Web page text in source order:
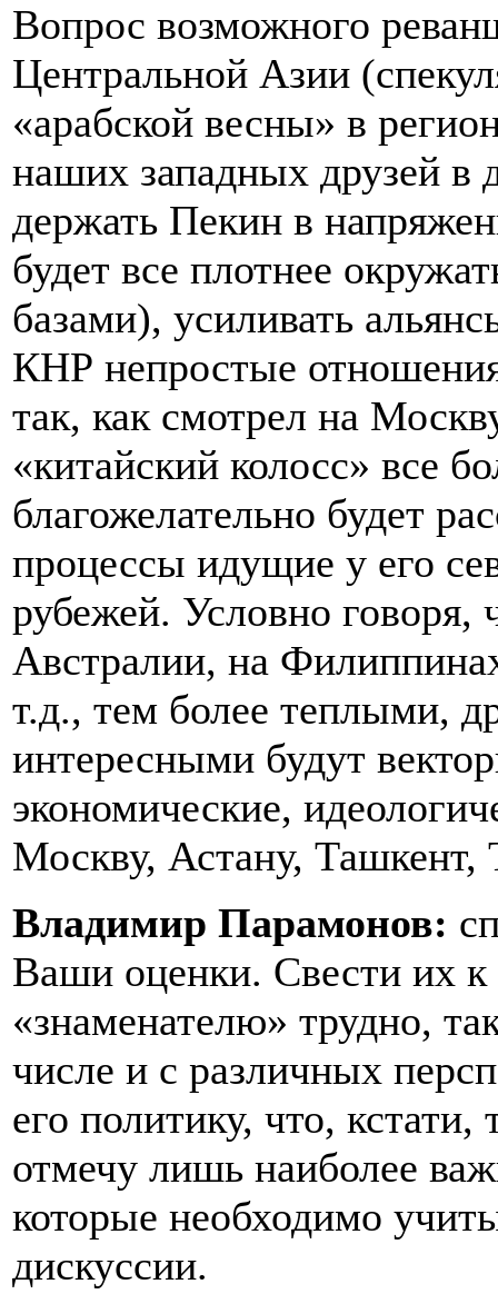
Вопрос возможного
Центральной Азии
«арабской весны» в
наших западных друзей в
держать Пекин в
будет все плотнее
базами), усиливать
КНР непростые
так, как смотрел на
«китайский колосс» все
благожелательно будет
процессы идущие у его
рубежей. Условно
Австралии, на
т.д., тем более теплыми,
интересными будут
экономические,
Москву, Астану, Ташкент,
Владимир Парамонов:
Ваши оценки. Свести их
«знаменателю» трудно,
числе и с различных
его политику, что,
отмечу лишь наиболее
которые необходимо
дискуссии.